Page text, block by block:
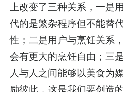
上改变了三种关系，一是
代的是繁杂程序但不能替
性；二是用户与烹饪关系
会有更大的烹饪自由；三
人与人之间能够以美食为
励彼此，这是我们要创造